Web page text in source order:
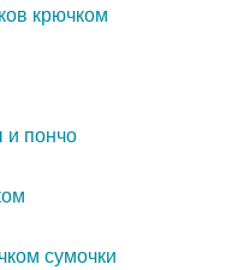
крючком
и пончо
сумочки